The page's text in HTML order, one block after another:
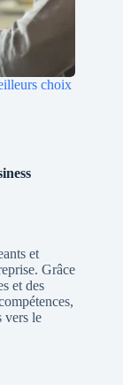
choix
et
Grâce
et des
vers le